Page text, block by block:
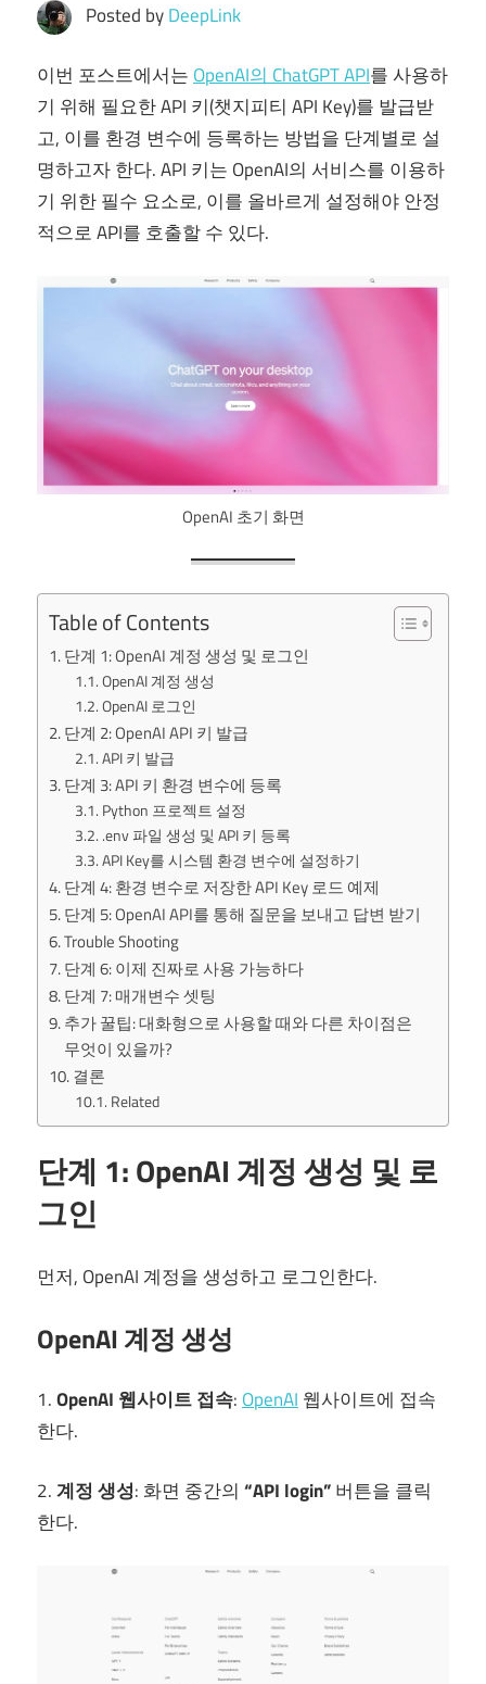
Posted byDeepLink
이번 포스트에서는 OpenAI의 ChatGPT API를 사용하
기 위해 필요한 API 키(챗지피티 API Key)를 발급받
고, 이를 환경 변수에 등록하는 방법을 단계별로 설
명하고자 한다. API 키는 OpenAI의 서비스를 이용하
기 위한 필수 요소로, 이를 올바르게 설정해야 안정
적으로 API를 호출할 수 있다.
OpenAI 초기 화면
Table of Contents
단계 1: OpenAI 계정 생성 및 로그인
OpenAI 계정 생성
OpenAI 로그인
단계 2: OpenAI API 키 발급
API 키 발급
단계 3: API 키 환경 변수에 등록
Python 프로젝트 설정
.env 파일 생성 및 API 키 등록
API Key를 시스템 환경 변수에 설정하기
단계 4: 환경 변수로 저장한 API Key 로드 예제
단계 5: OpenAI API를 통해 질문을 보내고 답변 받기
Trouble Shooting
단계 6: 이제 진짜로 사용 가능하다
단계 7: 매개변수 셋팅
추가 꿀팁: 대화형으로 사용할 때와 다른 차이점은
무엇이 있을까?
결론
Related
단계 1: OpenAI 계정 생성 및 로
그인
먼저, OpenAI 계정을 생성하고 로그인한다.
OpenAI 계정 생성
1.OpenAI 웹사이트 접속: OpenAI 웹사이트에 접속
한다.
2.계정 생성: 화면 중간의 “API login”버튼을 클릭
한다.